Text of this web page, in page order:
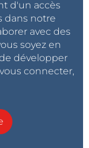
d'un accès
dans notre
avec des
soyez en
développer
connecter,